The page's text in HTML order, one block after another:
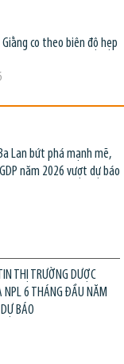
co theo biên độ hẹp
Lan bứt phá mạnh mẽ,
năm 2026 vượt dự báo
THỊ TRƯỜNG DƯỢC
NPL 6 THÁNG ĐẦU NĂM
BÁO